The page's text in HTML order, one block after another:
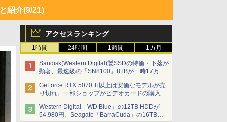
紹介(9/21)
アクセスランキング
1時間 24時間 1週間 1カ月
Sandisk(Western Digital)製SSDの特価・下落が
顕著、最速級の「SN8100」8TBが一時17万円
割れ [8月前半のSSD価格]
GeForce RTX 5070 Ti以上は安価なモデルが売
り切れ。一部ショップがビデオカードの購入制
限を実施したニュースが注目を集める AKIBA
PC Hotline! 先週のアクセスランキング 26年7月
27日～26年8月3日
Western Digital「WD Blue」の12TB HDDが
54,980円、Seagate「BarraCuda」の16TB